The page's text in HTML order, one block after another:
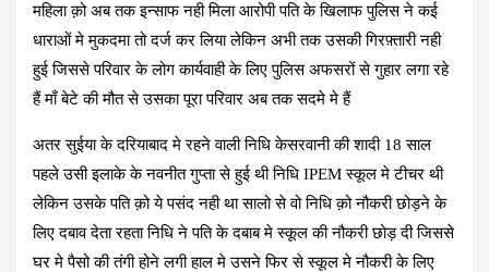
महिला क़ो अब तक इन्साफ नही मिला आरोपी पति के खिलाफ पुलिस ने कई
धाराओं मे मुकदमा तो दर्ज कर लिया लेकिन अभी तक उसकी गिरफ़्तारी नही
हुई जिससे परिवार के लोग कार्यवाही के लिए पुलिस अफसरों से गुहार लगा रहे
हैं माँ बेटे की मौत से उसका पूरा परिवार अब तक सदमे मे हैं
अतर सुईया के दरियाबाद मे रहने वाली निधि केसरवानी की शादी 18 साल
पहले उसी इलाके के नवनीत गुप्ता से हुई थी निधि IPEM स्कूल मे टीचर थी
लेकिन उसके पति क़ो ये पसंद नही था सालो से वो निधि क़ो नौकरी छोड़ने के
लिए दबाव देता रहता निधि ने पति के दबाब मे स्कूल की नौकरी छोड़ दी जिससे
घर मे पैसो की तंगी होने लगी हाल मे उसने फिर से स्कूल मे नौकरी के लिए